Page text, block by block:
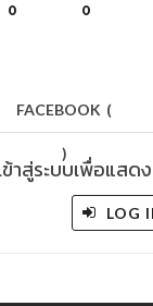
0 0
FACEBOOK (
)
ข้าสู่ระบบเพื่อแสด
LOG